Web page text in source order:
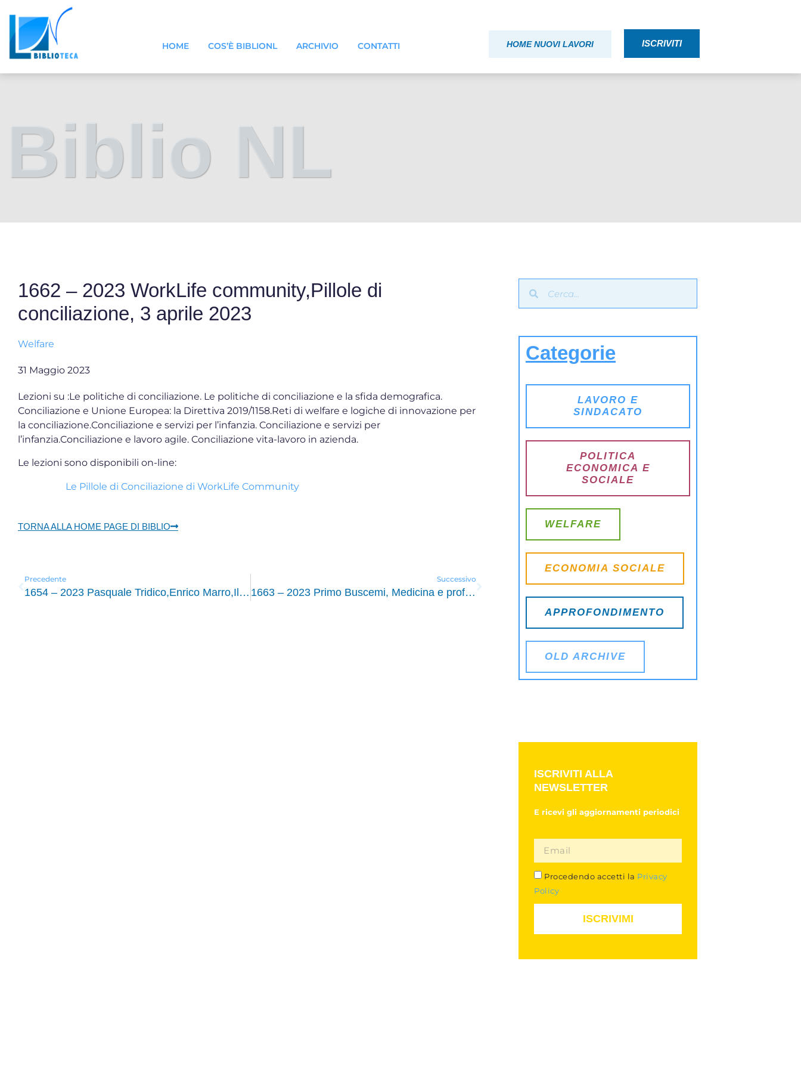
HOME COS’È BIBLIONL ARCHIVIO CONTATTI HOME NUOVI LAVORI ISCRIVITI
Biblio NL
1662 – 2023 WorkLife community,Pillole di
conciliazione, 3 aprile 2023
Welfare
31 Maggio 2023
Lezioni su :Le politiche di conciliazione. Le politiche di conciliazione e la sfida demografica.
Conciliazione e Unione Europea: la Direttiva 2019/1158.Reti di welfare e logiche di innovazione per
la conciliazione.Conciliazione e servizi per l’infanzia. Conciliazione e servizi per
l’infanzia.Conciliazione e lavoro agile. Conciliazione vita-lavoro in azienda.
Le lezioni sono disponibili on-line:
Le Pillole di Conciliazione di WorkLife Community
TORNA ALLA HOME PAGE DI BIBLIO
Precedente
1654 – 2023 Pasquale Tridico,Enrico Marro,Il lavoro di oggi la pensione di domani,Solferino,2023,208 pp.
Successivo
1663 – 2023 Primo Buscemi, Medicina e profitto, “ Salute internazionale”, 4 maggio 2023
Categorie
LAVORO E
SINDACATO
POLITICA
ECONOMICA E
SOCIALE
WELFARE
ECONOMIA SOCIALE
APPROFONDIMENTO
OLD ARCHIVE
ISCRIVITI ALLA
NEWSLETTER
E ricevi gli aggiornamenti periodici
Procedendo accetti la Privacy
Policy
ISCRIVIMI